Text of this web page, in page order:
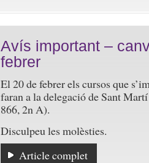
Avís important –
febrer
El 20 de febrer els cursos que
faran a la delegació de Sant
866, 2n A).
Disculpeu les molèsties.
Article complet